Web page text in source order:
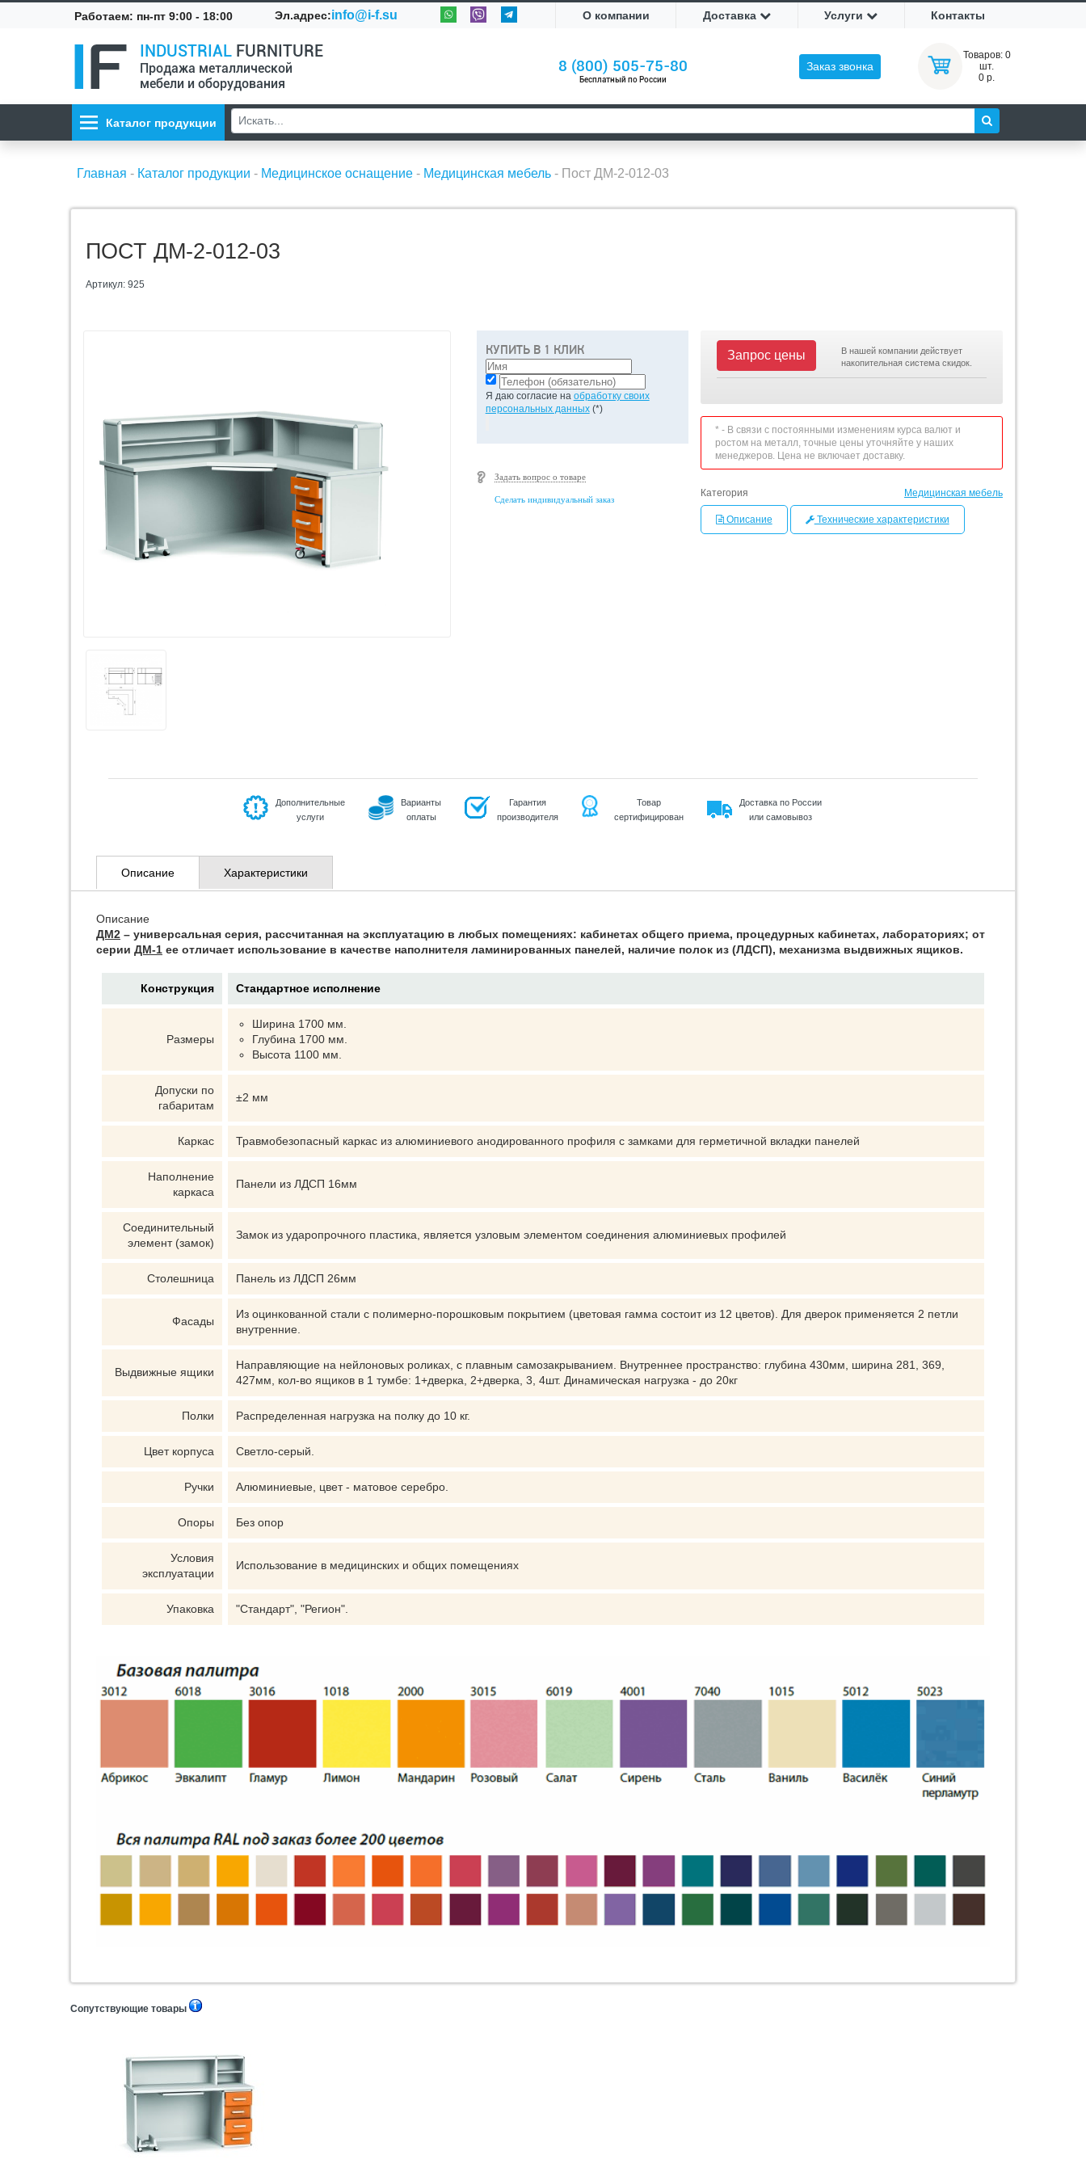
Работаем: пн-пт 9:00 - 18:00 Эл.адрес:info@i-f.su О компании Доставка Услуги Контакты
INDUSTRIAL FURNITURE
Продажа металлической
мебели и оборудования
8 (800) 505-75-80
Бесплатный по России
Заказ звонка
Товаров: 0
шт.
0 р.
Каталог продукции
Главная - Каталог продукции - Медицинское оснащение - Медицинская мебель - Пост ДМ-2-012-03
ПОСТ ДМ-2-012-03
Артикул: 925
КУПИТЬ В 1 КЛИК
Я даю согласие на обработку своих
персональных данных(*)
Задать вопрос о товаре
Сделать индивидуальный заказ
Запрос цены
В нашей компании действует
накопительная система скидок.
* - В связи с постоянными изменениям курса валют и
ростом на металл, точные цены уточняйте у наших
менеджеров. Цена не включает доставку.
Категория Медицинская мебель
Описание Технические характеристики
Дополнительные
услуги
Варианты
оплаты
Гарантия
производителя
Товар
сертифицирован
Доставка по России
или самовывоз
Описание Характеристики
Описание
ДМ2 – универсальная серия, рассчитанная на эксплуатацию в любых помещениях: кабинетах общего приема, процедурных кабинетах, лабораториях; от
серии ДМ-1 ее отличает использование в качестве наполнителя ламинированных панелей, наличие полок из (ЛДСП), механизма выдвижных ящиков.
Конструкция Стандартное исполнение
Размеры
Ширина 1700 мм.
Глубина 1700 мм.
Высота 1100 мм.
Допуски по
габаритам
±2 мм
Каркас Травмобезопасный каркас из алюминиевого анодированного профиля с замками для герметичной вкладки панелей
Наполнение
каркаса
Панели из ЛДСП 16мм
Соединительный
элемент (замок)
Замок из ударопрочного пластика, является узловым элементом соединения алюминиевых профилей
Столешница Панель из ЛДСП 26мм
Фасады
Из оцинкованной стали с полимерно-порошковым покрытием (цветовая гамма состоит из 12 цветов). Для дверок применяется 2 петли
внутренние.
Выдвижные ящики
Направляющие на нейлоновых роликах, с плавным самозакрыванием. Внутреннее пространство: глубина 430мм, ширина 281, 369,
427мм, кол-во ящиков в 1 тумбе: 1+дверка, 2+дверка, 3, 4шт. Динамическая нагрузка - до 20кг
Полки Распределенная нагрузка на полку до 10 кг.
Цвет корпуса Светло-серый.
Ручки Алюминиевые, цвет - матовое серебро.
Опоры Без опор
Условия
эксплуатации
Использование в медицинских и общих помещениях
Упаковка "Стандарт", "Регион".
Сопутствующие товары